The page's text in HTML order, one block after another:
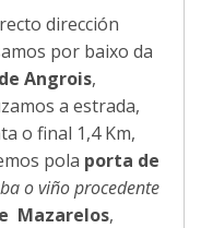
dirección
por baixo da
Angrois,
a estrada,
o final 1,4 Km,
pola porta de
o viño procedente
Mazarelos,